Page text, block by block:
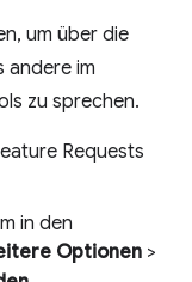
um über die
andere im
zu sprechen.
Requests
in den
Optionen >